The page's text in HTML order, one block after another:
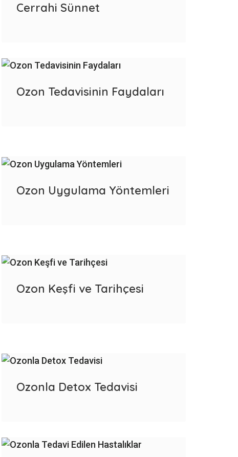
Cerrahi Sünnet
Ozon Tedavisinin Faydaları
Ozon Uygulama Yöntemleri
Ozon Keşfi ve Tarihçesi
Ozonla Detox Tedavisi